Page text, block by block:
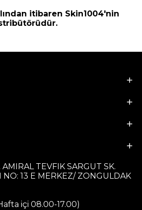
itibaren Skin1004'nin
TEVFIK SARGUT SK.
NO: 13 E MERKEZ/ ZONGULDAK
içi 08.00-17.00)